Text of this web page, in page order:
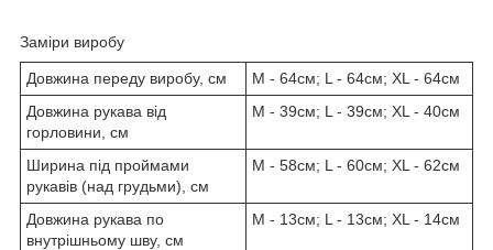
Заміри виробу
Довжина переду виробу, см
M - 64см; L - 64см; XL - 64см
Довжина рукава від
горловини, см
M - 39см; L - 39см; XL - 40см
Ширина під проймами
рукавів (над грудьми), см
M - 58см; L - 60см; XL - 62см
Довжина рукава по
внутрішньому шву, см
M - 13см; L - 13см; XL - 14см